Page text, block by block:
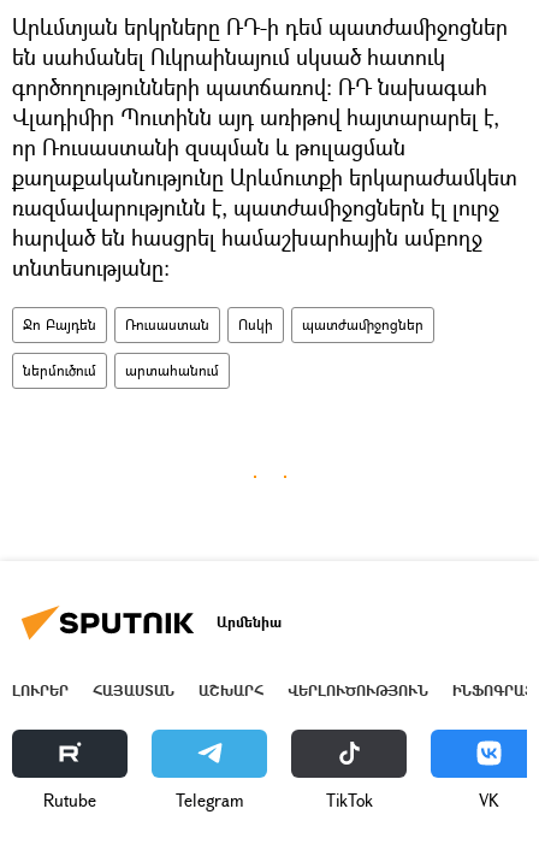
Արևմտյան երկրները ՌԴ-ի դեմ պատժամիջոցներ
են սահմանել Ուկրաինայում սկսած հատուկ
գործողությունների պատճառով։ ՌԴ նախագահ
Վլադիմիր Պուտինն այդ առիթով հայտարարել է,
որ Ռուսաստանի զսպման և թուլացման
քաղաքականությունը Արևմուտքի երկարաժամկետ
ռազմավարությունն է, պատժամիջոցներն էլ լուրջ
հարված են հասցրել համաշխարհային ամբողջ
տնտեսությանը։
Ջո Բայդեն Ռուսաստան Ոսկի պատժամիջոցներ
ներմուծում արտահանում
Արմենիա
ԼՈՒՐԵՐ ՀԱՅԱՍՏԱՆ ԱՇԽԱՐՀ ՎԵՐԼՈՒԾՈՒԹՅՈՒՆ
Rutube Telegram ТikТоk VK